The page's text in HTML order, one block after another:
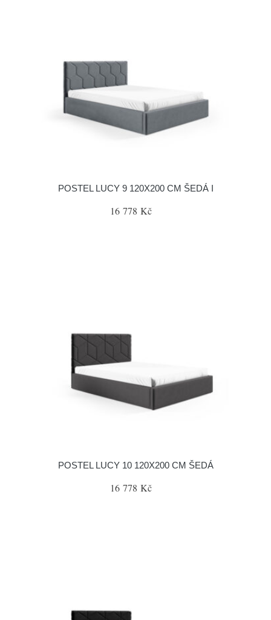
POSTEL LUCY 9 120X200 CM ŠEDÁ I
16 778 Kč
POSTEL LUCY 10 120X200 CM ŠEDÁ
16 778 Kč